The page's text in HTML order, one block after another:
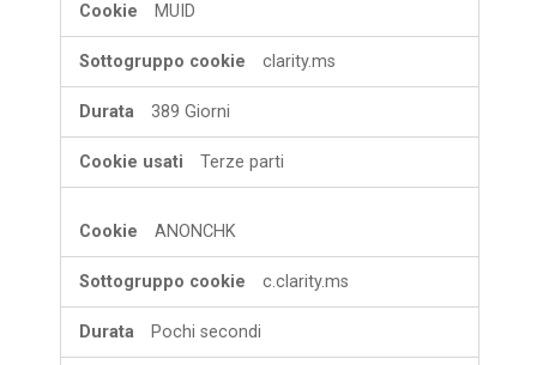
MUID
clarity.ms
389 Giorni
Terze parti
ANONCHK
c.clarity.ms
Pochi secondi